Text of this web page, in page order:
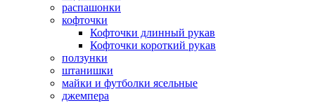
распашонки
кофточки
Кофточки длинный рукав
Кофточки короткий рукав
ползунки
штанишки
майки и футболки ясельные
джемпера